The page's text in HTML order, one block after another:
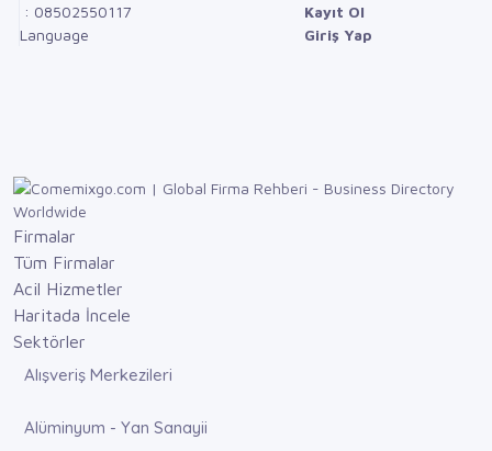
: 08502550117
Language
Kayıt Ol
Giriş Yap
Firmalar
Tüm Firmalar
Acil Hizmetler
Haritada İncele
Sektörler
Alışveriş Merkezileri
Alüminyum - Yan Sanayii